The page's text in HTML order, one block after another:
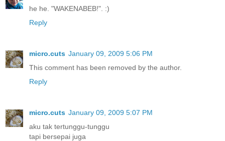
he he. "WAKENABEB!". :)
Reply
micro.cuts January 09, 2009 5:06 PM
This comment has been removed by the author.
Reply
micro.cuts January 09, 2009 5:07 PM
aku tak tertunggu-tunggu
tapi bersepai juga